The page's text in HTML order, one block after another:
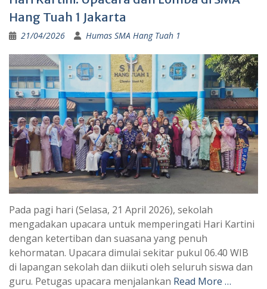
Hang Tuah 1 Jakarta
21/04/2026 Humas SMA Hang Tuah 1
Pada pagi hari (Selasa, 21 April 2026), sekolah
mengadakan upacara untuk memperingati Hari Kartini
dengan ketertiban dan suasana yang penuh
kehormatan. Upacara dimulai sekitar pukul 06.40 WIB
di lapangan sekolah dan diikuti oleh seluruh siswa dan
guru. Petugas upacara menjalankan Read More …